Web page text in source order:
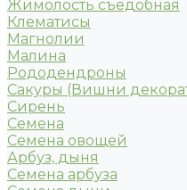
Жимолость съедобная
Клематисы
Магнолии
Малина
Рододендроны
Сакуры (Вишни
Сирень
Семена
Семена овощей
Арбуз, дыня
Семена арбуза